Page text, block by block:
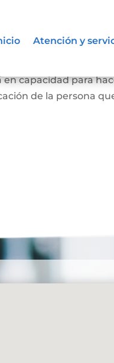
Atención y
CERRADO: La
capacidad para
de la persona